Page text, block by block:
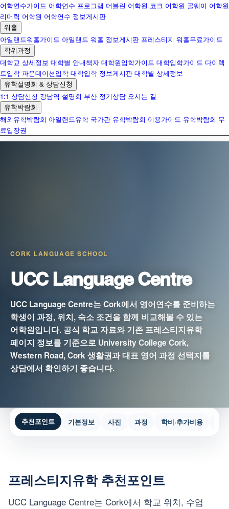
어학연수가이드 어학연수 프로그램 더블린 어학원 코크 어학원 골웨이 어학원
리머릭 어학원 어학연수 정보게시판
워홀
아일랜드워홀가이드 아일랜드 워홀 정보게시판 프레스티지 워홀무료가이드
학위과정
대학교 상세정보 대학별 안내책자 대학원입학가이드 대학입학가이드 다이렉
트입학 파운데이션입학 대학입학 정보게시판 대학별 상세정보
유학설명회 & 상담신청
1:1 상담신청 강남역 설명회 부산 정기상담 오시는 길
유학박람회
해외유학박람회 아일랜드유학 국가관 유학박람회 이용가이드 유학박람회 무
료입장권
CORK LANGUAGE SCHOOL
UCC Language Centre
UCC Language Centre는 Cork에서 영어연수를 준비하는
학생이 과정, 위치, 숙소 조건을 함께 비교해볼 수 있는
어학원입니다. 공식 학교 자료와 기존 프레스티지유학
페이지 정보를 기준으로 University College Cork,
Western Road, Cork 생활권과 대표 영어 과정 선택지를
상담에서 확인하기 좋습니다.
추천포인트 기본정보 사진 과정 학비·추가비용
프레스티지유학 추천포인트
UCC Language Centre는 Cork에서 학교 위치, 수업